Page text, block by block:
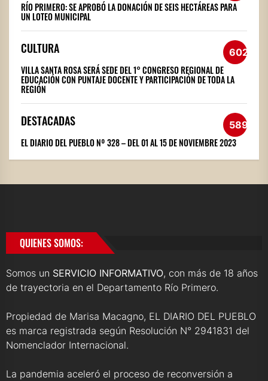
RÍO PRIMERO: SE APROBÓ LA DONACIÓN DE SEIS HECTÁREAS PARA
UN LOTEO MUNICIPAL
CULTURA 602
VILLA SANTA ROSA SERÁ SEDE DEL 1° CONGRESO REGIONAL DE
EDUCACIÓN CON PUNTAJE DOCENTE Y PARTICIPACIÓN DE TODA LA
REGIÓN
DESTACADAS 589
EL DIARIO DEL PUEBLO Nº 328 – DEL 01 AL 15 DE NOVIEMBRE 2023
QUIENES SOMOS:
Somos un SERVICIO INFORMATIVO, con más de 18 años
de trayectoria en el Departamento Río Primero.
Propiedad de Marisa Macagno, EL DIARIO DEL PUEBLO
es marca registrada según Resolución N° 2941831 del
Nomenclador Internacional.
La pandemia aceleró el proceso de reconversión a